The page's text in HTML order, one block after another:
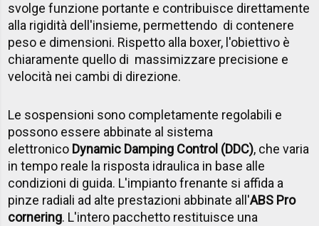
svolge funzione portante e contribuisce direttamente
alla rigidità dell'insieme, permettendo di contenere
peso e dimensioni. Rispetto alla boxer, l'obiettivo è
chiaramente quello di massimizzare precisione e
velocità nei cambi di direzione.
Le sospensioni sono completamente regolabili e
possono essere abbinate al sistema
elettronico Dynamic Damping Control (DDC), che varia
in tempo reale la risposta idraulica in base alle
condizioni di guida. L'impianto frenante si affida a
pinze radiali ad alte prestazioni abbinate all'ABS Pro
cornering. L'intero pacchetto restituisce una